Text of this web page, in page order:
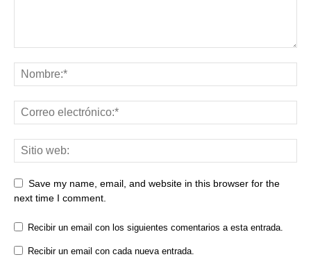
Save my name, email, and website in this browser for the
next time I comment.
Recibir un email con los siguientes comentarios a esta entrada.
Recibir un email con cada nueva entrada.